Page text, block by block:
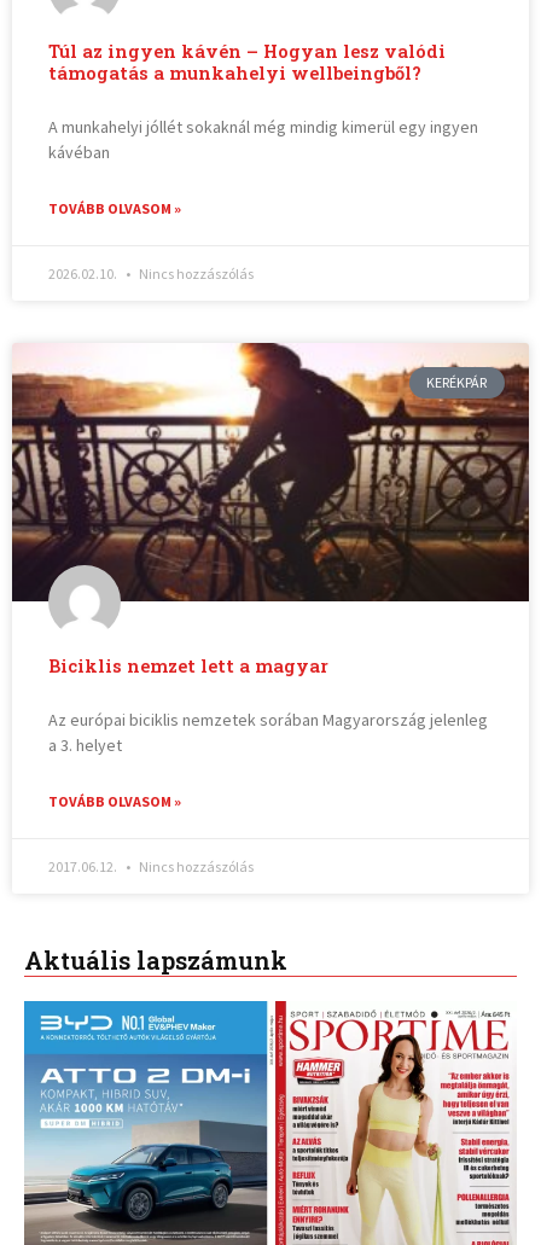
Túl az ingyen kávén – Hogyan lesz valódi
támogatás a munkahelyi wellbeingből?
A munkahelyi jóllét sokaknál még mindig kimerül egy ingyen
kávéban
TOVÁBB OLVASOM »
2026.02.10. Nincs hozzászólás
KERÉKPÁR
Biciklis nemzet lett a magyar
Az európai biciklis nemzetek sorában Magyarország jelenleg
a 3. helyet
TOVÁBB OLVASOM »
2017.06.12. Nincs hozzászólás
Aktuális lapszámunk